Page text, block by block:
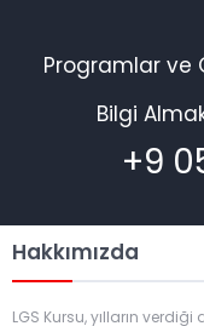
Programlar ve
Bilgi
+9
Hakkımızda
LGS Kursu, yılların